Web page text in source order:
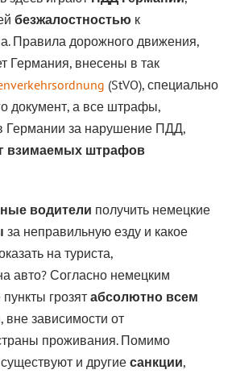
безжалостностью к
Правила дорожного движения,
Германия, внесены в так
(StVO), специально
документ, а все штрафы,
Германии за нарушение ПДД,
взимаемых штрафов
водители получить немецкие
за неправильную езду и какое
на туриста,
авто? Согласно немецким
грозят абсолютно всем
зависимости от
проживания. Помимо
и другие санкции,